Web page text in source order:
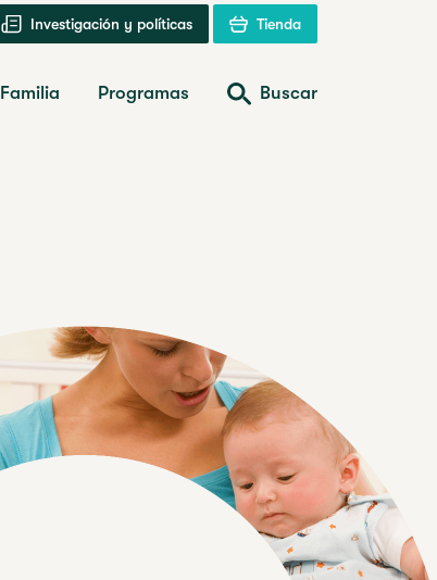
Investigación y políticas Tienda
Familia Programas Buscar